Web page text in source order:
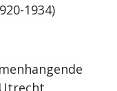
1934)